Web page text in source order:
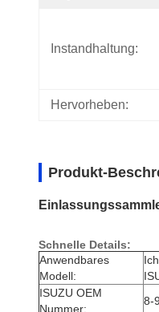
Instandhaltung:
Hervorheben:
Produkt-
Schnelle Details:
Anwendbares
Modell:
ISUZU OEM
Nummer:
8-